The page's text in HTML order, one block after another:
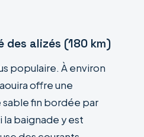
des alizés (180 km)
populaire. À environ
offre une
fin bordée par
baignade y est